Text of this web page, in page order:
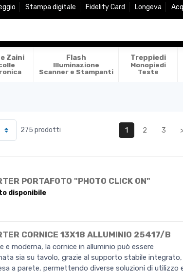
Stampa digitale Fidelity Card Longeva
Zaini Flash
Illuminazione
Scanner e Stampanti
Treppiedi
Monopiedi
Teste
275 prodotti 1 2 3 >
PORTAFOTO "PHOTO CLICK ON"
disponibile
CORNICE 13X18 ALLUMINIO 25417/B
e moderna, la cornice in alluminio può essere
sia su tavolo, grazie al supporto stabile integrato,
a parete, permettendo diverse soluzioni di utilizzo